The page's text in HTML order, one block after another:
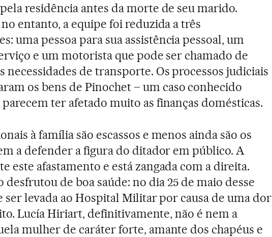
residência antes da morte de seu marido.
entanto, a equipe foi reduzida a três
uma pessoa para sua assistência pessoal, um
e um motorista que pode ser chamado de
necessidades de transporte. Os processos judiciais
os bens de Pinochet – um caso conhecido
ter afetado muito as finanças domésticas.
à família são escassos e menos ainda são os
a defender a figura do ditador em público. A
este afastamento e está zangada com a direita.
desfrutou de boa saúde: no dia 25 de maio desse
ser levada ao Hospital Militar por causa de uma dor
Lucía Hiriart, definitivamente, não é nem a
mulher de caráter forte, amante dos chapéus e